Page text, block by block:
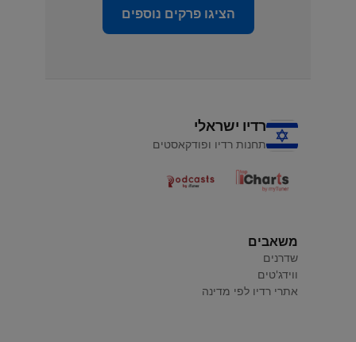
הציגו פרקים נוספים
רדיו ישראלי
תחנות רדיו ופודקאסטים
משאבים
שדרנים
ווידג'טים
אתרי רדיו לפי מדינה